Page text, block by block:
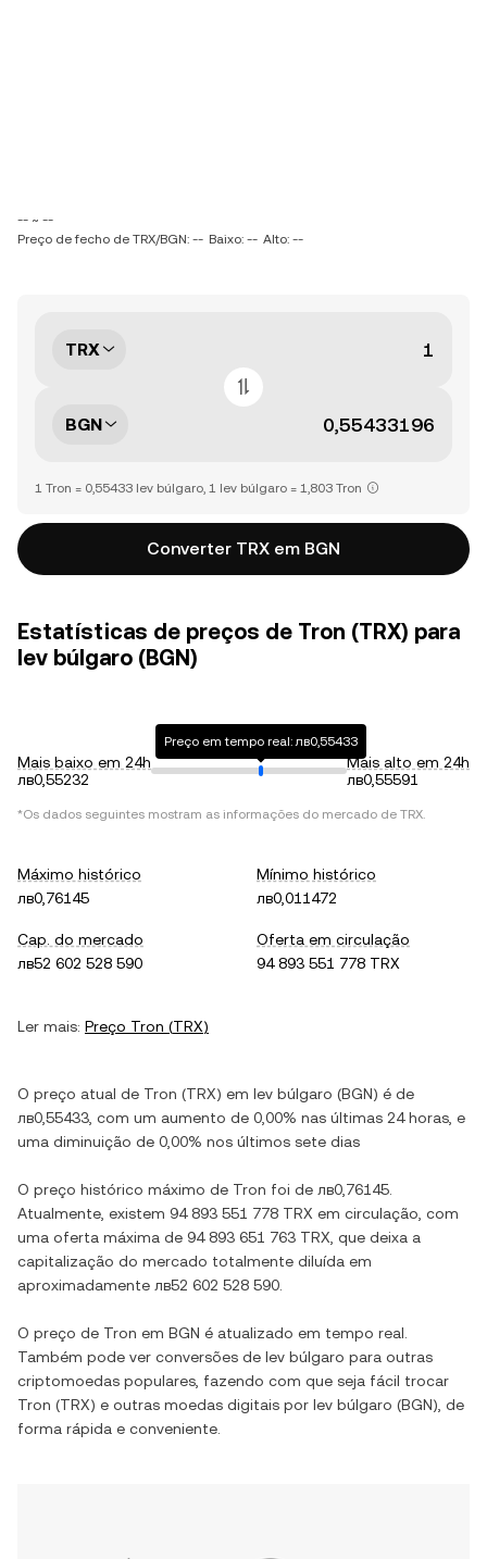
-- ~ --
Preço de fecho de TRX/BGN: -- Baixo: -- Alto: --
TRX
BGN
1 Tron = 0,55433 lev búlgaro, 1 lev búlgaro = 1,803 Tron
Converter TRX em BGN
Estatísticas de preços de Tron (TRX) para
lev búlgaro (BGN)
Mais baixo em 24h
лв0,55232
Preço em tempo real: лв0,55433
Mais alto em 24h
лв0,55591
*Os dados seguintes mostram as informações do mercado de TRX.
Máximo histórico
лв0,76145
Mínimo histórico
лв0,011472
Cap. do mercado
лв52 602 528 590
Oferta em circulação
94 893 551 778 TRX
Ler mais: Preço Tron (TRX)
O preço atual de Tron (TRX) em lev búlgaro (BGN) é de
лв0,55433 , com um aumento de 0,00% nas últimas 24 horas, e
uma diminuição de 0,00% nos últimos sete dias
O preço histórico máximo de Tron foi de лв0,76145
Atualmente, existem 94 893 551 778 TRX em circulação, com
uma oferta máxima de 94 893 651 763 TRX , que deixa a
capitalização do mercado totalmente diluída em
aproximadamente лв52 602 528 590
O preço de Tron em BGN é atualizado em tempo real.
Também pode ver conversões de lev búlgaro para outras
criptomoedas populares, fazendo com que seja fácil trocar
Tron (TRX) e outras moedas digitais por lev búlgaro (BGN), de
forma rápida e conveniente.